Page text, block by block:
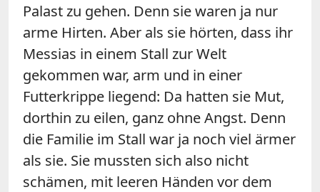
Palast zu gehen. Denn sie waren ja nur
arme Hirten. Aber als sie hörten, dass ihr
Messias in einem Stall zur Welt
gekommen war, arm und in einer
Futterkrippe liegend: Da hatten sie Mut,
dorthin zu eilen, ganz ohne Angst. Denn
die Familie im Stall war ja noch viel ärmer
als sie. Sie mussten sich also nicht
schämen, mit leeren Händen vor dem